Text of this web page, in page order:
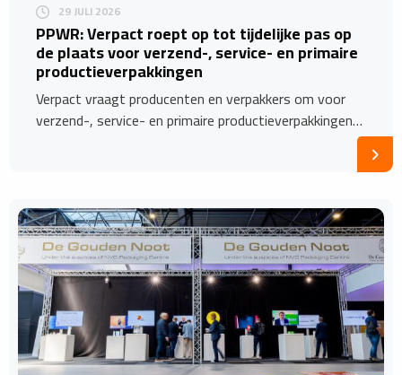
29 JULI 2026
PPWR: Verpact roept op tot tijdelijke pas op
de plaats voor verzend-, service- en primaire
productieverpakkingen
Verpact vraagt producenten en verpakkers om voor
verzend-, service- en primaire productieverpakkingen…